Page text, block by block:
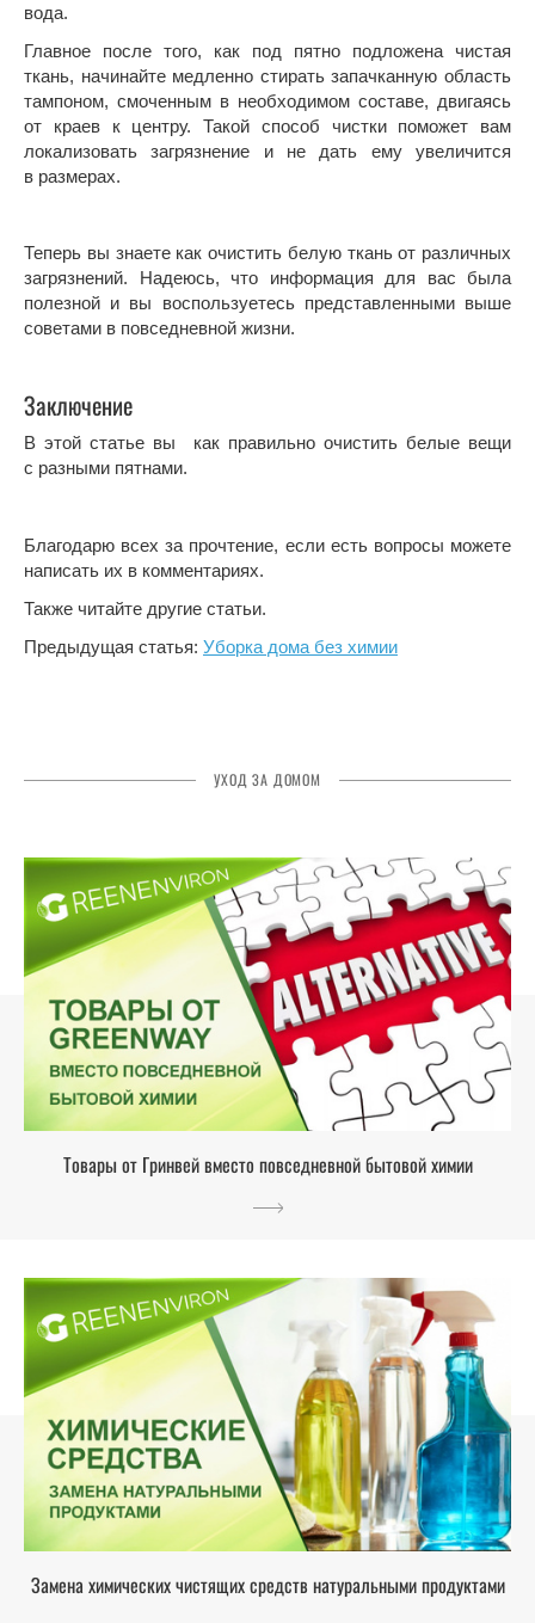
вода.
Главное после того, как под пятно подложена чистая
ткань, начинайте медленно стирать запачканную область
тампоном, смоченным в необходимом составе, двигаясь
от краев к центру. Такой способ чистки поможет вам
локализовать загрязнение и не дать ему увеличится
в размерах.
Теперь вы знаете как очистить белую ткань от различных
загрязнений. Надеюсь, что информация для вас была
полезной и вы воспользуетесь представленными выше
советами в повседневной жизни.
Заключение
В этой статье вы как правильно очистить белые вещи
с разными пятнами.
Благодарю всех за прочтение, если есть вопросы можете
написать их в комментариях.
Также читайте другие статьи.
Предыдущая статья: Уборка дома без химии
УХОД ЗА ДОМОМ
Товары от Гринвей вместо повседневной бытовой химии
Замена химических чистящих средств натуральными продуктами